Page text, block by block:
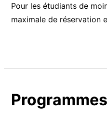
Pour les étudiants de
maximale de réservation